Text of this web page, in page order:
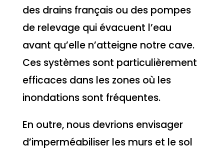
des drains français ou des pompes
de relevage qui évacuent l’eau
avant qu’elle n’atteigne notre cave.
Ces systèmes sont particulièrement
efficaces dans les zones où les
inondations sont fréquentes.
En outre, nous devrions envisager
d’imperméabiliser les murs et le sol